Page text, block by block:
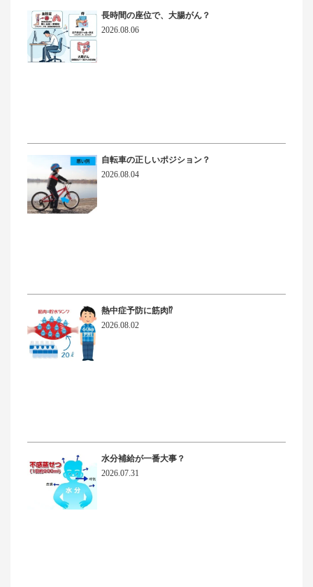
長時間の座位で、大腸がん？
2026.08.06
自転車の正しいポジション？
2026.08.04
熱中症予防に筋肉⁉
2026.08.02
水分補給が一番大事？
2026.07.31